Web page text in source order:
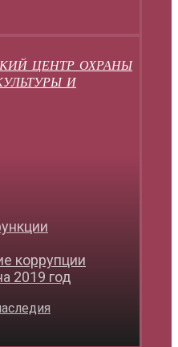
коррупции
2019 год